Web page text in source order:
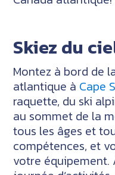
Skiez du
Montez à bord de
atlantique à Cape
raquette, du ski
au sommet de la
tous les âges et
compétences, et
votre équipement.